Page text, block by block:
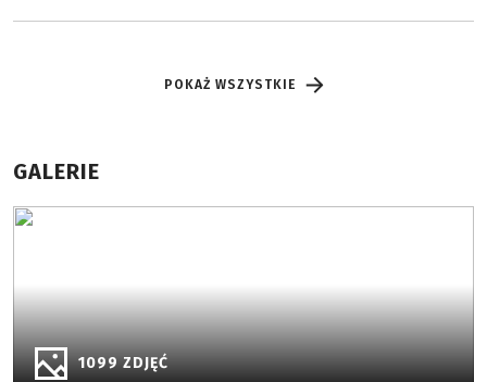
POKAŻ WSZYSTKIE
GALERIE
1099 ZDJĘĆ